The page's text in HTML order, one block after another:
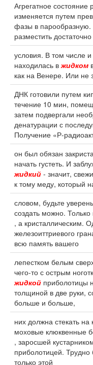
Агрегатное состояние
изменяется путем
фазы в парообразную.
разместить
условия. В том числе и
находилась вжидком
как на Венере. Или не
ДНК готовили путем
течение 10 мин,
затем подвергали
денатурации с
Получение «Р-
он был обязан
начать густеть. И
жидкий - значит,
к тому меду, который
словом, будьте
создать можно.
, а кристаллическим.
железоиттриевого
всю память вашего
лепестком белым
чего-то с острым
жидкой приболотицы
толщиной в две руки,
больше и больше,
них должна стекать
моховые клюквенные
, заросшей
приболотицей. Трудно
только этой